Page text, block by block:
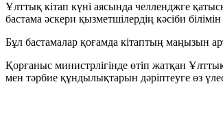
Ұлттық кітап күні аясында челленджге
бастама әскери қызметшілердің кәсіби
Бұл бастамалар қоғамда кітаптың маңызын
Қорғаныс министрлігінде өтіп жатқан
мен тәрбие құндылықтарын дәріптеуге өз